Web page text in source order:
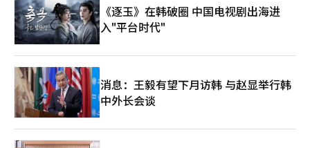
《逐玉》在韩破圈 中国电视剧出海进
入"平台时代"
消息：王毅有望下月访韩 与赵显举行韩
中外长会谈